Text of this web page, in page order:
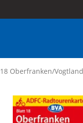
18 Oberfranken/Vogtland